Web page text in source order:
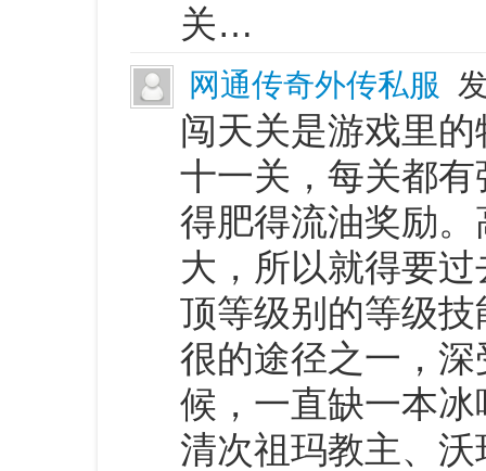
关…
网通传奇外传私服
闯天关是游戏里
十一关，每关都
得肥得流油奖励
大，所以就得要
顶等级别的等级
很的途径之一，
候，一直缺一本
清次祖玛教主、